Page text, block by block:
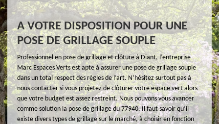
A VOTRE DISPOSITION POUR UNE
POSE DE GRILLAGE SOUPLE
Professionnel en pose de grillage et clôture à Diant, l’entreprise
Marc Espaces Verts est apte à assurer une pose de grillage souple
dans un total respect des règles de l’art. N’hésitez surtout pas à
nous contacter si vous projetez de clôturer votre espace vert alors
que votre budget est assez restreint. Nous pouvons vous avancer
comme solution la pose de grillage du 77940. Il faut savoir qu’il
existe divers types de grillage sur le marché, à choisir en fonction